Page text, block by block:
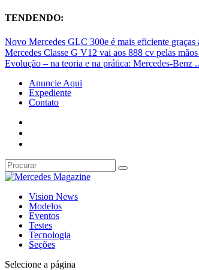
TENDENDO:
Novo Mercedes GLC 300e é mais eficiente graças
Mercedes Classe G V12 vai aos 888 cv pelas
Evolução – na teoria e na prática: Mercedes-Benz
Anuncie Aqui
Expediente
Contato
Vision News
Modelos
Eventos
Testes
Tecnologia
Seções
Selecione a página